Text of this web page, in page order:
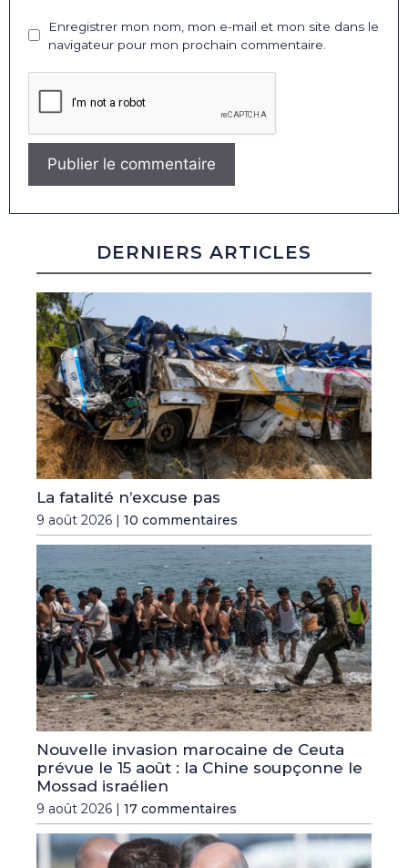
Enregistrer mon nom, mon e-mail et mon site dans le
navigateur pour mon prochain commentaire.
DERNIERS ARTICLES
La fatalité n’excuse pas
9 août 2026 | 10 commentaires
Nouvelle invasion marocaine de Ceuta
prévue le 15 août : la Chine soupçonne le
Mossad israélien
9 août 2026 | 17 commentaires